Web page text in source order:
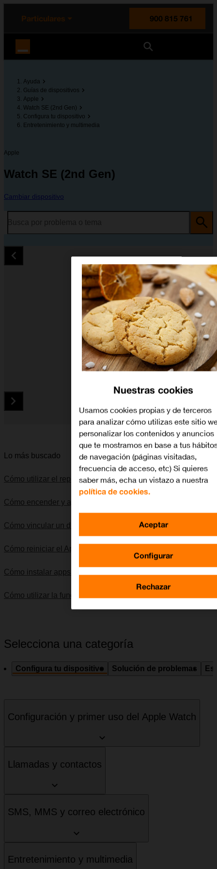
principal
la página
Particulares
900 815 761
Ayuda
Guías de dispositivos
Apple
Watch SE (2nd Gen)
Configura tu dispositivo
Entretenimiento y multimedia
Apple
Watch SE (2nd Gen)
Cambiar dispositivo
Diapositiva 1 de 4. Apple Watch SE (2nd Gen) - Black -
Lo más buscado
Cómo utilizar el reproductor de música
Cómo encender y apagar el Apple Watch
Cómo vincular un dispositivo Bluetooth al Apple Watch
Cómo reiniciar el Apple Watch
Cómo instalar apps de App Store en el Apple Watch
Cómo utilizar la función de "No molestar"
Selecciona una categoría
Configura tu dispositivo Solución de problemas
Configuración y primer uso del Apple Watch
Llamadas y contactos
SMS, MMS y correo electrónico
Entretenimiento y multimedia
Nuestras cookies
Usamos cookies propias y de terceros
para analizar cómo utilizas este sitio
personalizar los contenidos y anuncios
que te mostramos en base a tus
de navegación (páginas visitadas,
frecuencia de acceso, etc) Si quieres
saber más, echa un vistazo a nuestra
política de cookies.
Configurar
Rechazar
Aceptar